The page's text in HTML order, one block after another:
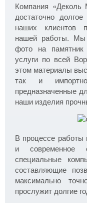
Компания «Деколь
достаточно
наших клиентов
нашей работы. Мы
фото на
услуги по всей
этом материалы
так и
предназначенные
наши изделия
В процессе
и современное
специальные
составляющие
максимально
прослужит долгие